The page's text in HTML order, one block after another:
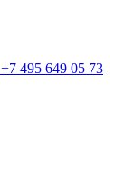
+7 495 649 05 73